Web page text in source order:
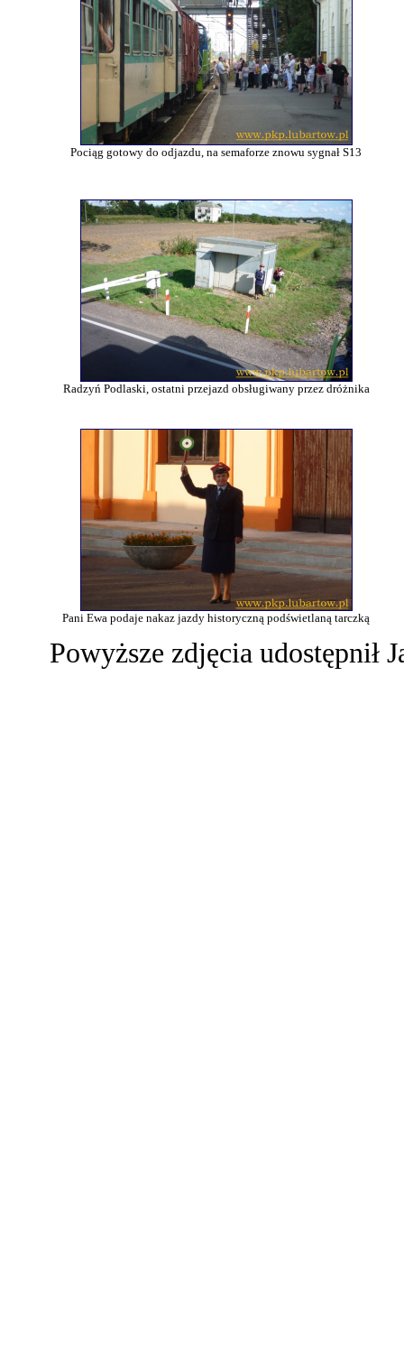
Pociąg gotowy do odjazdu, na semaforze znowu sygnał S13
Radzyń Podlaski, ostatni przejazd obsługiwany przez dróżnika
Pani Ewa podaje nakaz jazdy historyczną podświetlaną tarczką
Powyższe zdjęcia udostępnił